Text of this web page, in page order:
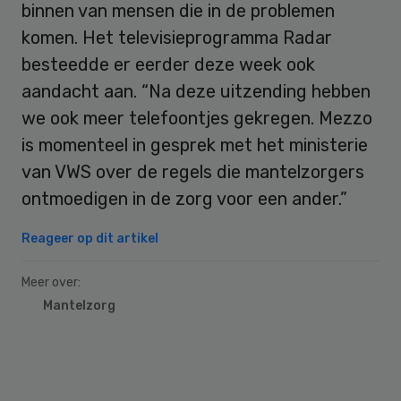
binnen van mensen die in de problemen
komen. Het televisieprogramma Radar
besteedde er eerder deze week ook
aandacht aan. “Na deze uitzending hebben
we ook meer telefoontjes gekregen. Mezzo
is momenteel in gesprek met het ministerie
van VWS over de regels die mantelzorgers
ontmoedigen in de zorg voor een ander.”
Reageer op dit artikel
Meer over:
Mantelzorg